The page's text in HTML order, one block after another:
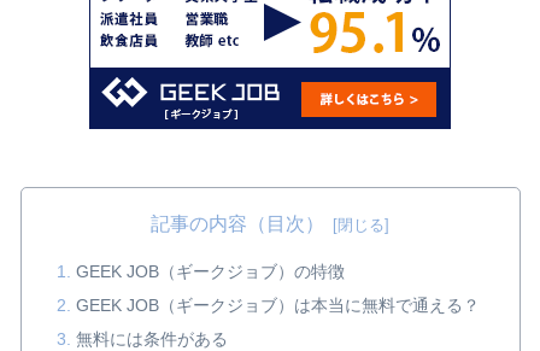
記事の内容（目次）
GEEK JOB（ギークジョブ）の特徴
GEEK JOB（ギークジョブ）は本当に無料で通える？
無料には条件がある